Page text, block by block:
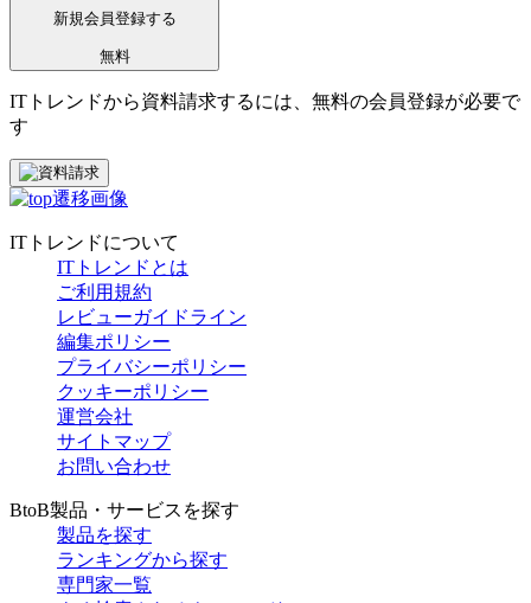
新規会員登録する
無料
ITトレンドから資料請求するには、無料の会員登録が必要で
す
ITトレンドについて
ITトレンドとは
ご利用規約
レビューガイドライン
編集ポリシー
プライバシーポリシー
クッキーポリシー
運営会社
サイトマップ
お問い合わせ
BtoB製品・サービスを探す
製品を探す
ランキングから探す
専門家一覧